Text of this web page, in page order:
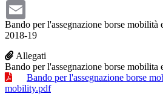
Bando per l'assegnazione borse mobilità
2018-19
Allegati
Bando per l'assegnazione borse
Bando per l'assegnazione borse
mobility.pdf